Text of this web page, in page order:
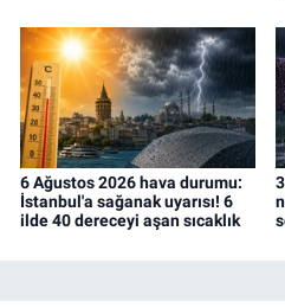
6 Ağustos 2026 hava durumu:
İstanbul'a sağanak uyarısı! 6
ilde 40 dereceyi aşan sıcaklık